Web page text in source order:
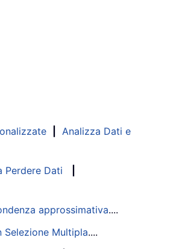
Analizza Dati e
Perdere Dati
approssimativa....
Selezione Multipla....